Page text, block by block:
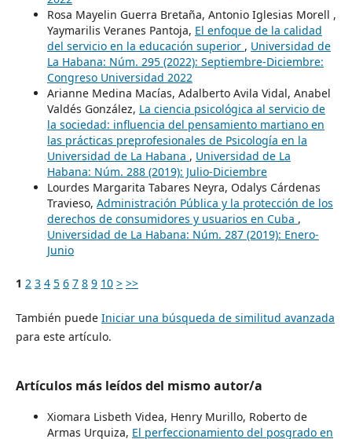
Rosa Mayelin Guerra Bretaña, Antonio Iglesias Morell ,
Yaymarilis Veranes Pantoja, El enfoque de la calidad
del servicio en la educación superior , Universidad de
La Habana: Núm. 295 (2022): Septiembre-Diciembre:
Congreso Universidad 2022
Arianne Medina Macías, Adalberto Avila Vidal, Anabel
Valdés González, La ciencia psicológica al servicio de
la sociedad: influencia del pensamiento martiano en
las prácticas preprofesionales de Psicología en la
Universidad de La Habana , Universidad de La
Habana: Núm. 288 (2019): Julio-Diciembre
Lourdes Margarita Tabares Neyra, Odalys Cárdenas
Travieso, Administración Pública y la protección de los
derechos de consumidores y usuarios en Cuba ,
Universidad de La Habana: Núm. 287 (2019): Enero-
Junio
1 2 3 4 5 6 7 8 9 10 > >>
También puede Iniciar una búsqueda de similitud avanzada
para este artículo.
Artículos más leídos del mismo autor/a
Xiomara Lisbeth Videa, Henry Murillo, Roberto de
Armas Urquiza, El perfeccionamiento del posgrado en